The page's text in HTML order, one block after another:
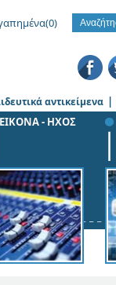
(0)
αντικείμενα |
ΕΙΚΟΝΑ - ΗΧΟΣ